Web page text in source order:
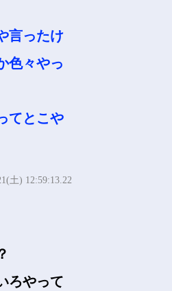
言ったけ
色々やっ
てとこや
土) 12:59:13.22
ろやって